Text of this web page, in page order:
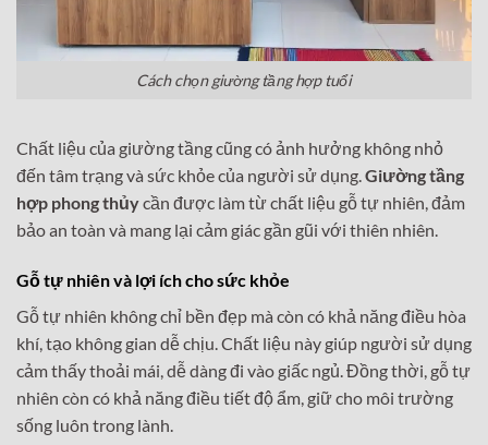
Cách chọn giường tầng hợp tuổi
Chất liệu của giường tầng cũng có ảnh hưởng không nhỏ
đến tâm trạng và sức khỏe của người sử dụng.Giường tầng
hợp phong thủycần được làm từ chất liệu gỗ tự nhiên, đảm
bảo an toàn và mang lại cảm giác gần gũi với thiên nhiên.
Gỗ tự nhiên và lợi ích cho sức khỏe
Gỗ tự nhiên không chỉ bền đẹp mà còn có khả năng điều hòa
khí, tạo không gian dễ chịu. Chất liệu này giúp người sử dụng
cảm thấy thoải mái, dễ dàng đi vào giấc ngủ. Đồng thời, gỗ tự
nhiên còn có khả năng điều tiết độ ẩm, giữ cho môi trường
sống luôn trong lành.